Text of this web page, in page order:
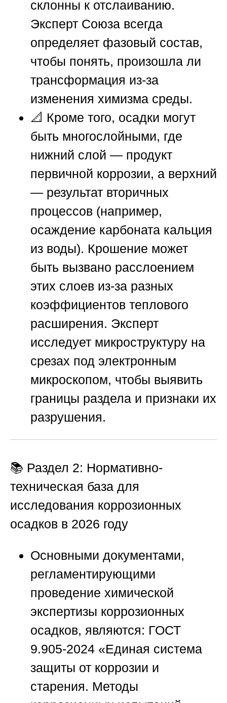
склонны к отслаиванию.
Эксперт Союза всегда
определяет фазовый состав,
чтобы понять, произошла ли
трансформация из-за
изменения химизма среды.
📐 Кроме того, осадки могут
быть многослойными, где
нижний слой — продукт
первичной коррозии, а верхний
— результат вторичных
процессов (например,
осаждение карбоната кальция
из воды). Крошение может
быть вызвано расслоением
этих слоев из-за разных
коэффициентов теплового
расширения. Эксперт
исследует микроструктуру на
срезах под электронным
микроскопом, чтобы выявить
границы раздела и признаки их
разрушения.
📚 Раздел 2: Нормативно-
техническая база для
исследования коррозионных
осадков в 2026 году
Основными документами,
регламентирующими
проведение химической
экспертизы коррозионных
осадков, являются: ГОСТ
9.905-2024 «Единая система
защиты от коррозии и
старения. Методы